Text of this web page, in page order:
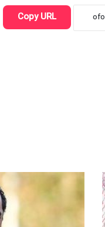
Copy URL